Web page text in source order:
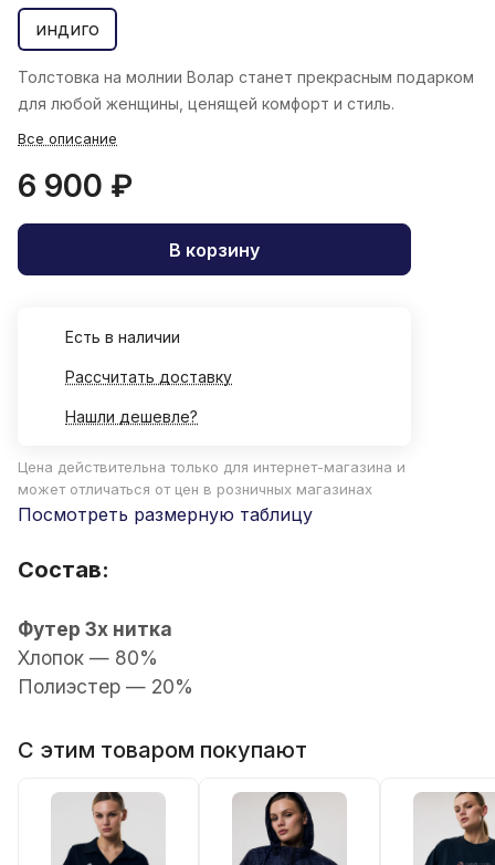
индиго
Толстовка на молнии Волар станет прекрасным подарком
для любой женщины, ценящей комфорт и стиль.
Все описание
6 900 ₽
В корзину
Есть в наличии
Рассчитать доставку
Нашли дешевле?
Цена действительна только для интернет-магазина и
может отличаться от цен в розничных магазинах
Посмотреть размерную таблицу
Состав:
Футер 3х нитка
Хлопок — 80%
Полиэстер — 20%
С этим товаром покупают